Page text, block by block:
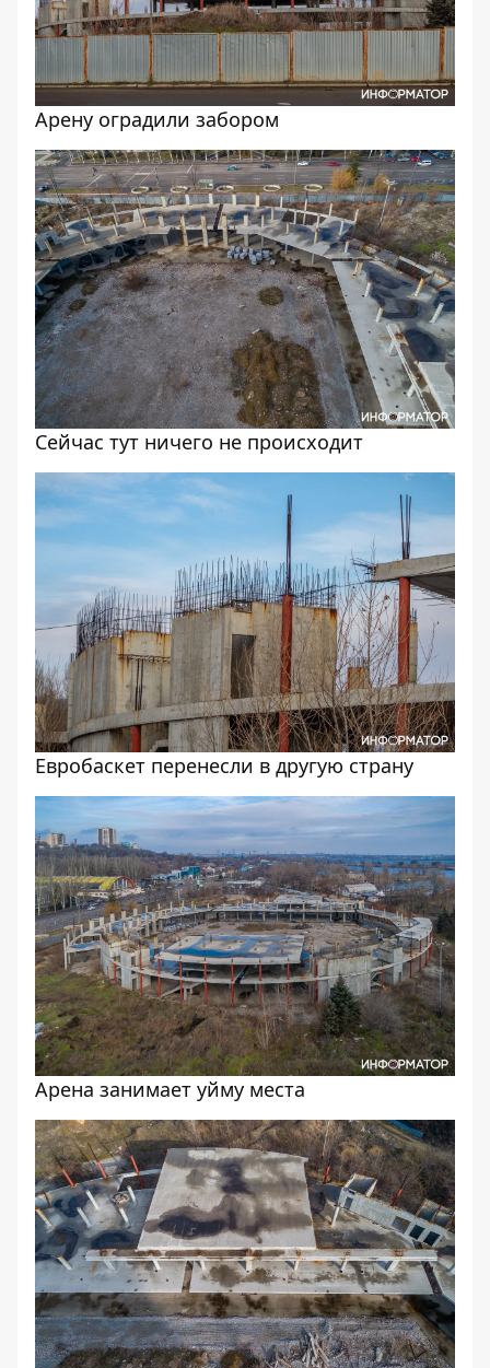
Арену оградили забором
Сейчас тут ничего не происходит
Евробаскет перенесли в другую страну
Арена занимает уйму места